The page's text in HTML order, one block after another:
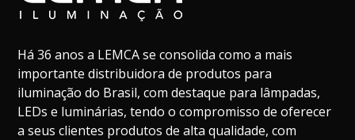
Há 36 anos a LEMCA se consolida como a mais
importante distribuidora de produtos para
iluminação do Brasil, com destaque para lâmpadas,
LEDs e luminárias, tendo o compromisso de oferecer
a seus clientes produtos de alta qualidade, com